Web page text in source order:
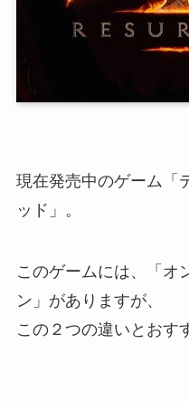
現在発売中のゲーム
ッド」。
このゲームには、「オ
ン」がありますが、
この２つの違いとおす